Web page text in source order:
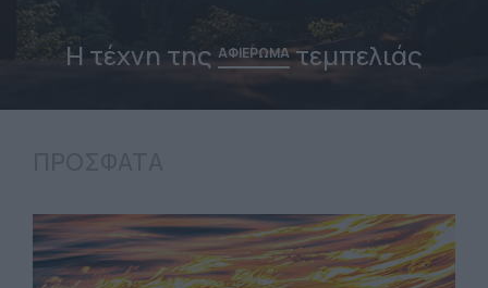
Η φωτιά στην ΠΡΟΠΑΓΑΝΔΑΠάρο δεν
έκαψε απλώς μια έκταση